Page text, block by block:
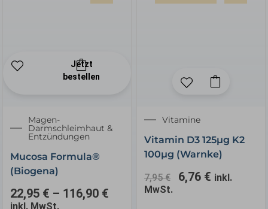
Jetzt
bestellen
Magen-
Darmschleimhaut &
Entzündungen
Mucosa Formula®
(Biogena)
22,95 € – 116,90 €
inkl. MwSt.
Vitamine
Vitamin D3 125µg K2
100µg (Warnke)
7,95€
Ursprünglicher
Preis
war:
7,95 €
6,76 €
Preis
ist:
6,76 €.
inkl.
MwSt.